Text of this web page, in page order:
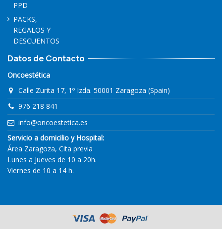
PPD
PACKS,
REGALOS Y
DESCUENTOS
Datos de Contacto
Oncoestética
Calle Zurita 17, 1º Izda. 50001 Zaragoza (Spain)
976 218 841
info@oncoestetica.es
Servicio a domicilio y Hospital:
Área Zaragoza, Cita previa
Lunes a Jueves de 10 a 20h.
Viernes de 10 a 14 h.